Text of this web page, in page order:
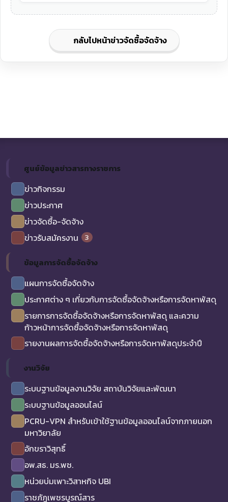
กลับไปหน้าข่าวจัดซื้อจัดจ้าง
ศูนย์ข้อมูลข่าวสารทางราชการ
ข่าวกิจกรรม
ข่าวประกาศ
ข่าวจัดซื้อ-จัดจ้าง
ข่าวรับสมัครงาน
3
ข้อมูลการจัดซื้อจัดจ้าง
แผนการจัดซื้อจัดจ้าง
ประกาศต่าง ๆ เกี่ยวกับการจัดซื้อจัดจ้างหรือการจัดหาพัสดุ
รายการการจัดซื้อจัดจ้างหรือการจัดหาพัสดุ และความ
ก้าวหน้าการจัดซื้อจัดจ้างหรือการจัดหาพัสดุ
รายงานผลการจัดซื้อจัดจ้างหรือการจัดหาพัสดุประจำปี
งานวิจัย
ระบบฐานข้อมูลงานวิจัย สถาบันวิจัยและพัฒนา
ระบบฐานข้อมูลออนไลน์
PCRU-VPN สำหรับเข้าใช้ฐานข้อมูลออนไลน์จากภายนอก
มหาวิยาลัย
อักขราวิสุทธิ์
อพ.สธ. มร.พช.
หน่วยบ่มเพาะวิสาหกิจ UBI
ราชภัฏเพชรบูรณ์สาร